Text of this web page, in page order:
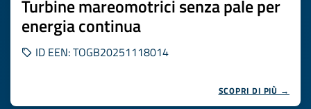
Turbine mareomotrici senza pale per
energia continua
ID EEN: TOGB20251118014
SCOPRI DI PIÙ →